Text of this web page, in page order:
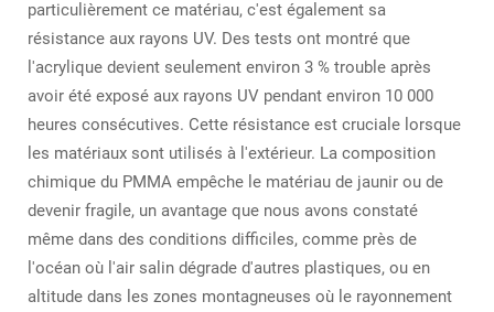
particulièrement ce matériau, c'est également sa
résistance aux rayons UV. Des tests ont montré que
l'acrylique devient seulement environ 3 % trouble après
avoir été exposé aux rayons UV pendant environ 10 000
heures consécutives. Cette résistance est cruciale lorsque
les matériaux sont utilisés à l'extérieur. La composition
chimique du PMMA empêche le matériau de jaunir ou de
devenir fragile, un avantage que nous avons constaté
même dans des conditions difficiles, comme près de
l'océan où l'air salin dégrade d'autres plastiques, ou en
altitude dans les zones montagneuses où le rayonnement